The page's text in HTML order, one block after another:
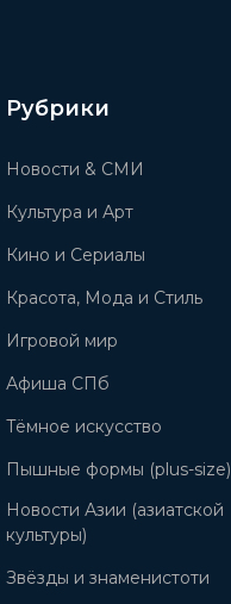
Рубрики
Новости & СМИ
Культура и Арт
Кино и Сериалы
Красота, Мода и Стиль
Игровой мир
Афиша СПб
Тёмное искусство
Пышные формы (plus-size)
Новости Азии (азиатской
культуры)
Звёзды и знаменистоти